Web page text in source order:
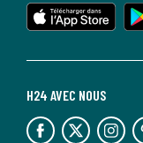
H24 AVEC NOUS
lien vers l'espace réseaux sociaux lien vers l'espace réseaux sociaux lien vers l'espace réseaux sociaux lien